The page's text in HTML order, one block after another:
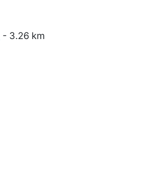
- 3.26 km